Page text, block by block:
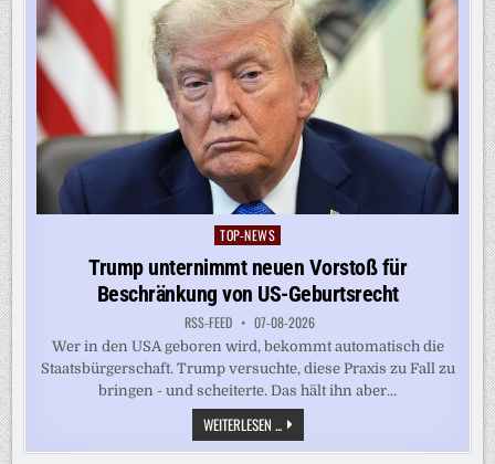
Posted
TOP-NEWS
Trump unternimmt neuen Vorstoß für
Beschränkung von US-Geburtsrecht
RSS-FEED 07-08-2026
Wer in den USA geboren wird, bekommt automatisch die
Staatsbürgerschaft. Trump versuchte, diese Praxis zu Fall zu
bringen - und scheiterte. Das hält ihn aber...
WEITERLESEN ... TRUMP
UNTERNIMMT
NEUEN